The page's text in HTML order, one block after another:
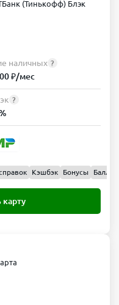
(Тинькофф) Блэк
наличных ?
₽/мес
?
Кэшбэк Бонусы Баллы
карту